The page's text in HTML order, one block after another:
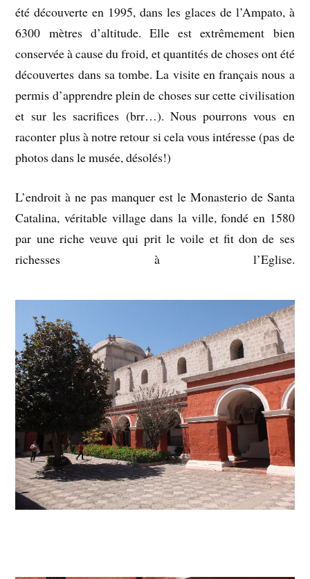
été découverte en 1995, dans les glaces de l’Ampato, à
6300 mètres d’altitude. Elle est extrêmement bien
conservée à cause du froid, et quantités de choses ont été
découvertes dans sa tombe. La visite en français nous a
permis d’apprendre plein de choses sur cette civilisation
et sur les sacrifices (brr…). Nous pourrons vous en
raconter plus à notre retour si cela vous intéresse (pas de
photos dans le musée, désolés!)
L’endroit à ne pas manquer est le Monasterio de Santa
Catalina, véritable village dans la ville, fondé en 1580
par une riche veuve qui prit le voile et fit don de ses
richesses à l’Eglise.